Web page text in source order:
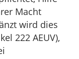
Macht
wird dies
222 AEUV),